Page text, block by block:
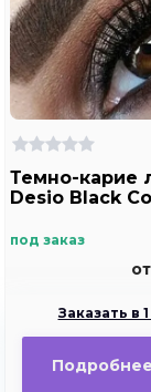
Темно-карие
Desio Black
под заказ
Заказать в
Подробнее